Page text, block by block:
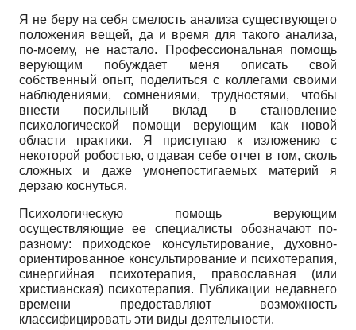
Я не беру на себя смелость анализа существующего
положения вещей, да и время для такого анализа,
по-моему, не настало. Профессиональная помощь
верующим побуждает меня описать свой
собственный опыт, поделиться с коллегами своими
наблюдениями, сомнениями, трудностями, чтобы
внести посильный вклад в становление
психологической помощи верующим как новой
области практики. Я приступаю к изложению с
некоторой робостью, отдавая себе отчет в том, сколь
сложных и даже умонепостигаемых материй я
дерзаю коснуться.
Психологическую помощь верующим
осуществляющие ее специалисты обозначают по-
разному: приходское консультирование, духовно-
ориентированное консультирование и психотерапия,
синергийная психотерапия, православная (или
христианская) психотерапия. Публикации недавнего
времени предоставляют возможность
классифицировать эти виды деятельности.